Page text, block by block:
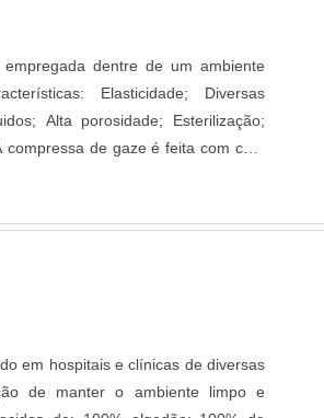
dentre de um ambiente
Diversas
Alta porosidade; Esterilização;
de amido e alvejante óptico, o
outros microorganismos. Ele ....
em hospitais e clínicas de diversas
de manter o ambiente limpo e